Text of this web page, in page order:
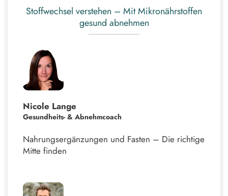
Stoffwechsel verstehen – Mit Mikronährstoffen
gesund abnehmen
Nicole Lange
Gesundheits- & Abnehmcoach
Nahrungsergänzungen und Fasten – Die richtige
Mitte finden